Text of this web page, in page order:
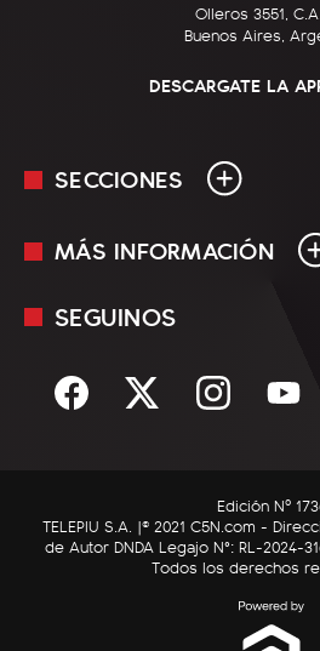
Olleros 3551,
Buenos Aires,
DESCARGATE LA
SECCIONES
En Vivo
Sociedad
C5N Autos
RatingCero
MÁS INFORMACIÓN
Mediakit
Términos y condiciones
SEGUINOS
Edición Nº
TELEPIU S.A. |© 2021 C5N.com -
de Autor DNDA Legajo N°: RL-2024-
Todos los derechos